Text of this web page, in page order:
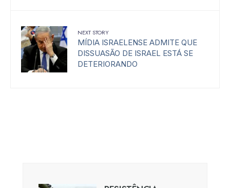
NEXT STORY
MÍDIA ISRAELENSE ADMITE QUE
DISSUASÃO DE ISRAEL ESTÁ SE
DETERIORANDO